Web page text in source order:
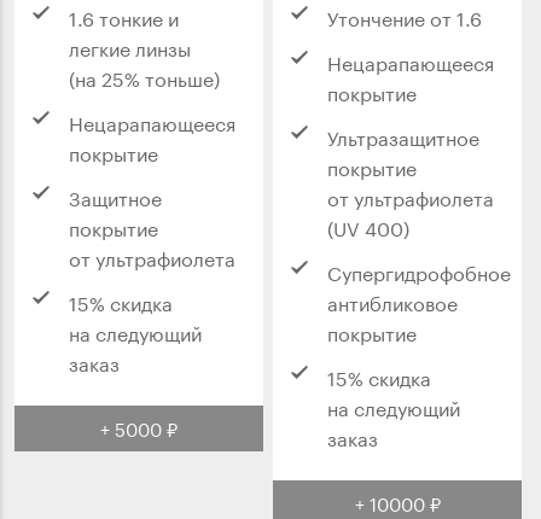
1.6 тонкие и
легкие линзы
(на 25% тоньше)
Нецарапающееся
покрытие
Защитное
покрытие
от ультрафиолета
15% скидка
на следующий
заказ
+ 5000 ₽
Утончение от 1.6
Нецарапающееся
покрытие
Ультразащитное
покрытие
от ультрафиолета
(UV 400)
Супергидрофобное
антибликовое
покрытие
15% скидка
на следующий
заказ
+ 10000 ₽